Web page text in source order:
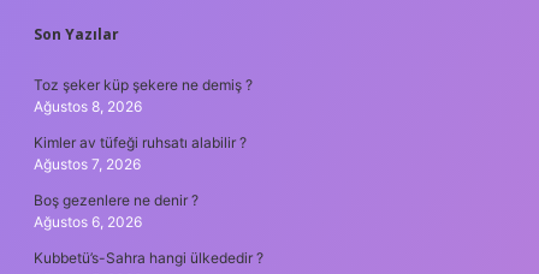
SIDEBAR
Son Yazılar
Toz şeker küp şekere ne demiş ?
Ağustos 8, 2026
Kimler av tüfeği ruhsatı alabilir ?
Ağustos 7, 2026
Boş gezenlere ne denir ?
Ağustos 6, 2026
Kubbetü’s-Sahra hangi ülkededir ?